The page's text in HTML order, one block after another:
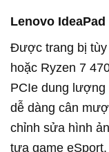
Lenovo
Được trang bị tùy
hoặc Ryzen 7
PCIe dung lượng
dễ dàng cân
chỉnh sửa hình
tựa game